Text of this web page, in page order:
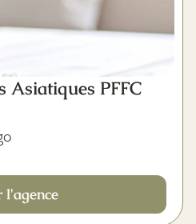
Asiatiques PFFC
l'agence